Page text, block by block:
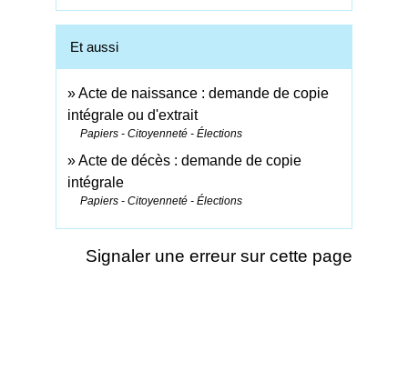
Et aussi
Acte de naissance : demande de copie
intégrale ou d'extrait
Papiers - Citoyenneté - Élections
Acte de décès : demande de copie
intégrale
Papiers - Citoyenneté - Élections
Signaler une erreur sur cette page